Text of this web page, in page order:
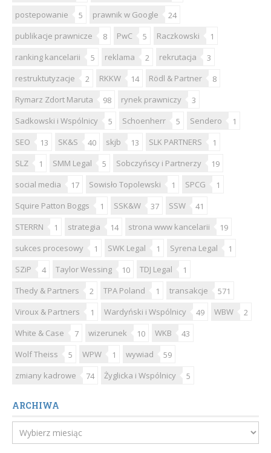
postepowanie
5 prawnik w Google
24
publikacje prawnicze
8 PwC 5 Raczkowski
1
ranking kancelarii
5 reklama 2 rekrutacja
3
restruktutyzacje
2 RKKW 14 Rödl & Partner
8
Rymarz Zdort Maruta
98 rynek prawniczy
3
Sadkowski i Wspólnicy
5 Schoenherr 5 Sendero
1
SEO
13 SK&S 40 skjb 13 SLK PARTNERS
1
SLZ
1 SMM Legal 5 Sobczyńscy i Partnerzy
19
social media
17 Sowisło Topolewski 1 SPCG
1
Squire Patton Boggs
1 SSK&W 37 SSW
41
STERRN
1 strategia 14 strona www kancelarii
19
sukces procesowy
1 SWK Legal 1 Syrena Legal
1
SZiP
4 Taylor Wessing 10 TDJ Legal
1
Thedy & Partners
2 TPA Poland 1 transakcje
571
Viroux & Partners
1 Wardyński i Wspólnicy 49 WBW
2
White & Case
7 wizerunek 10 WKB
43
Wolf Theiss
5 WPW 1 wywiad
59
zmiany kadrowe
74 Żyglicka i Wspólnicy 5
ARCHIWA
Archiwa